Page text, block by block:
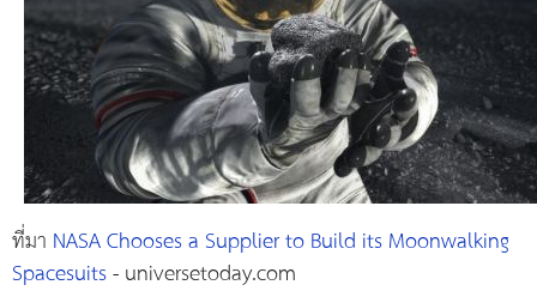
ที่มา NASA Chooses a Supplier to Build its Moonwalking
Spacesuits- universetoday.com